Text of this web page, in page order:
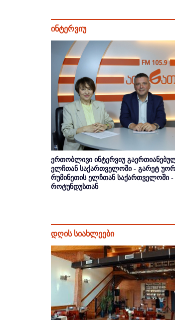
ინტერვიუ
ერთობლივი ინტერვიუ
ელჩთან საქართველოში - გარეტ
რუმინეთის ელჩთან საქართველოში -
როტუნდუსთან
დღის სიახლეები